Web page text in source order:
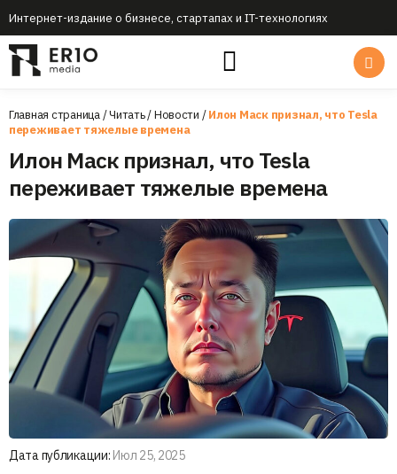
Интернет-издание о бизнесе, стартапах и IT-технологиях
Главная страница/Читать/Новости /Илон Маск признал, что Tesla
переживает тяжелые времена
Илон Маск признал, что Tesla
переживает тяжелые времена
Дата публикации: Июл 25, 2025